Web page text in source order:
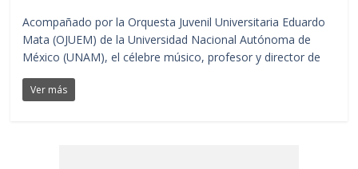
Acompañado por la Orquesta Juvenil Universitaria Eduardo
Mata (OJUEM) de la Universidad Nacional Autónoma de
México (UNAM), el célebre músico, profesor y director de
Ver más